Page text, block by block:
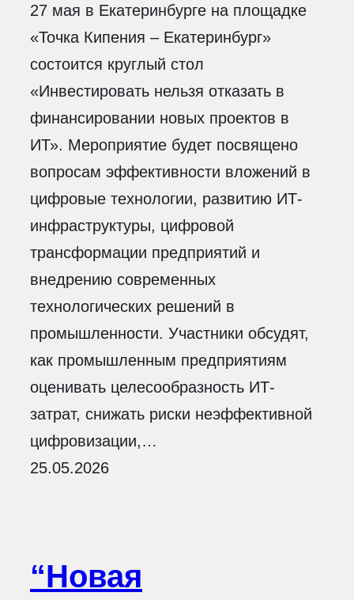
27 мая в Екатеринбурге на площадке
«Точка Кипения – Екатеринбург»
состоится круглый стол
«Инвестировать нельзя отказать в
финансировании новых проектов в
ИТ». Мероприятие будет посвящено
вопросам эффективности вложений в
цифровые технологии, развитию ИТ-
инфраструктуры, цифровой
трансформации предприятий и
внедрению современных
технологических решений в
промышленности. Участники обсудят,
как промышленным предприятиям
оценивать целесообразность ИТ-
затрат, снижать риски неэффективной
цифровизации,…
25.05.2026
“Новая